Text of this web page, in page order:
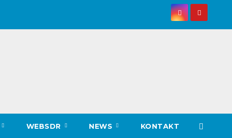
WEBSDR NEWS KONTAKT